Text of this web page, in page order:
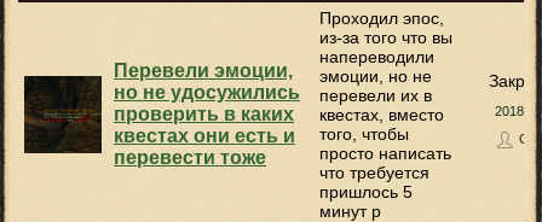
Перевели эмоции,
но не удосужились
проверить в каких
квестах они есть и
перевести тоже
Проходил эпос,
из-за того что вы
напереводили
эмоции, но не
перевели их в
квестах, вместо
того, чтобы
просто написать
что требуется
пришлось 5
минут р
2018-